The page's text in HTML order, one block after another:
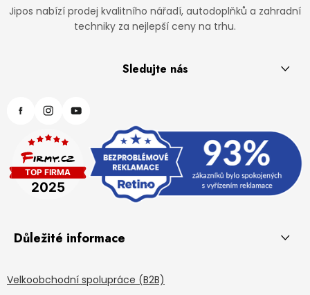
Jipos nabízí prodej kvalitního nářadí, autodoplňků a zahradní
techniky za nejlepší ceny na trhu.
Sledujte nás
Důležité informace
Velkoobchodní spolupráce (B2B)